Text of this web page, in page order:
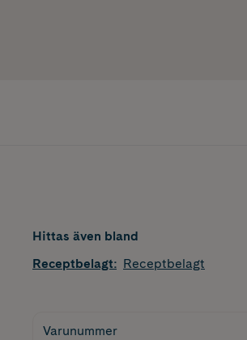
Hittas även bland
Receptbelagt: Receptbelagt
Varunummer